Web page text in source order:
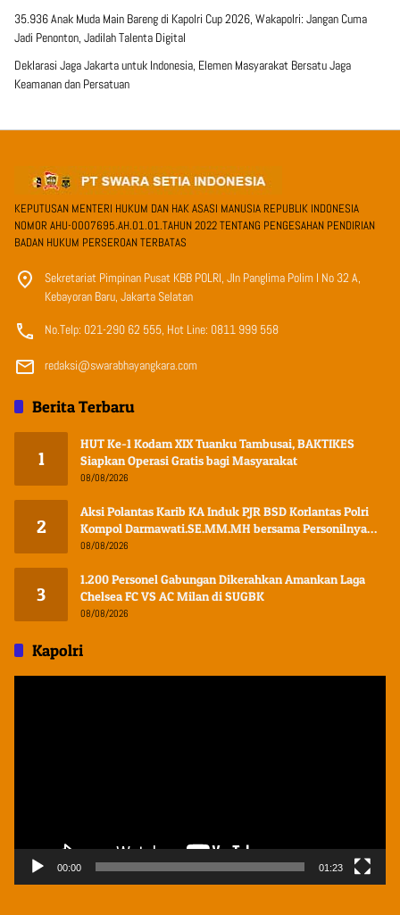
35.936 Anak Muda Main Bareng di Kapolri Cup 2026, Wakapolri: Jangan Cuma
Jadi Penonton, Jadilah Talenta Digital
Deklarasi Jaga Jakarta untuk Indonesia, Elemen Masyarakat Bersatu Jaga
Keamanan dan Persatuan
KEPUTUSAN MENTERI HUKUM DAN HAK ASASI MANUSIA REPUBLIK INDONESIA
NOMOR AHU-0007695.AH.01.01.TAHUN 2022 TENTANG PENGESAHAN PENDIRIAN
BADAN HUKUM PERSEROAN TERBATAS
Sekretariat Pimpinan Pusat KBB POLRI, Jln Panglima Polim I No 32 A,
Kebayoran Baru, Jakarta Selatan
No.Telp: 021-290 62 555, Hot Line: 0811 999 558
redaksi@swarabhayangkara.com
Berita Terbaru
1
HUT Ke-1 Kodam XIX Tuanku Tambusai, BAKTIKES
Siapkan Operasi Gratis bagi Masyarakat
08/08/2026
2
Aksi Polantas Karib KA Induk PJR BSD Korlantas Polri
Kompol Darmawati.SE.MM.MH bersama Personilnya
Membagikan Bendera Merah Putih Berserta Tiangnya
08/08/2026
3
1.200 Personel Gabungan Dikerahkan Amankan Laga
Chelsea FC VS AC Milan di SUGBK
08/08/2026
Kapolri
00:00 01:23